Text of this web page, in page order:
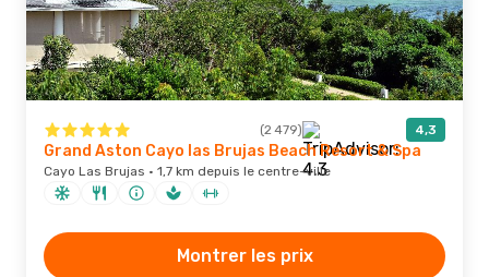
(2 479) 4,3
Grand Aston Cayo las Brujas Beach Resort & Spa
Cayo Las Brujas · 1,7 km depuis le centre-ville
Montrer les prix